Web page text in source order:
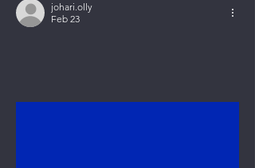
johari.olly
Feb 23